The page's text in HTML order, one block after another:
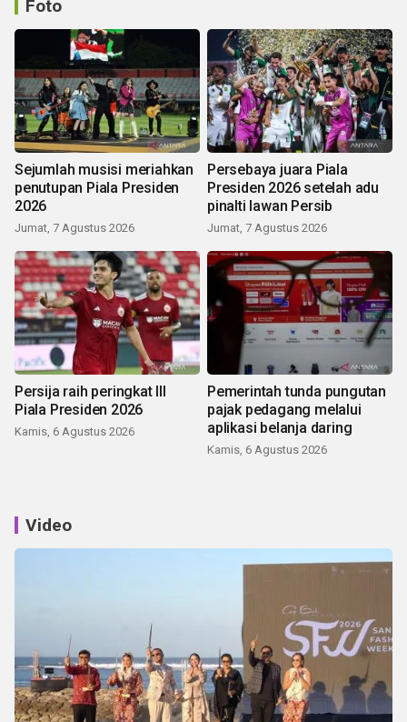
Foto
Sejumlah musisi meriahkan
penutupan Piala Presiden
2026
Jumat, 7 Agustus 2026
Persebaya juara Piala
Presiden 2026 setelah adu
pinalti lawan Persib
Jumat, 7 Agustus 2026
Persija raih peringkat III
Piala Presiden 2026
Kamis, 6 Agustus 2026
Pemerintah tunda pungutan
pajak pedagang melalui
aplikasi belanja daring
Kamis, 6 Agustus 2026
Video